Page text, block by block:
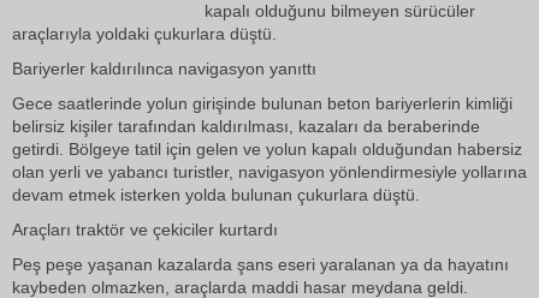
kapalı olduğunu bilmeyen sürücüler
araçlarıyla yoldaki çukurlara düştü.
Bariyerler kaldırılınca navigasyon yanıttı
Gece saatlerinde yolun girişinde bulunan beton bariyerlerin kimliği
belirsiz kişiler tarafından kaldırılması, kazaları da beraberinde
getirdi. Bölgeye tatil için gelen ve yolun kapalı olduğundan habersiz
olan yerli ve yabancı turistler, navigasyon yönlendirmesiyle yollarına
devam etmek isterken yolda bulunan çukurlara düştü.
Araçları traktör ve çekiciler kurtardı
Peş peşe yaşanan kazalarda şans eseri yaralanan ya da hayatını
kaybeden olmazken, araçlarda maddi hasar meydana geldi.